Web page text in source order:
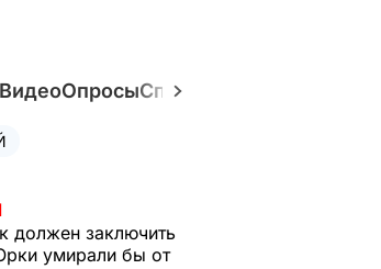
ВидеоОпросыСпецпроекты
должен заключить
умирали бы от